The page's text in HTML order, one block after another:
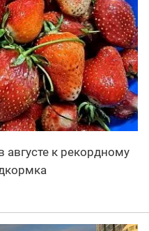
августе к рекордному